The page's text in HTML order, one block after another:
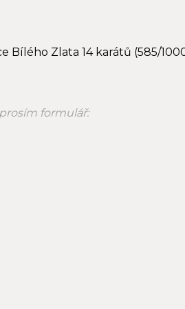
Zlata 14 karátů (585/
formulář: